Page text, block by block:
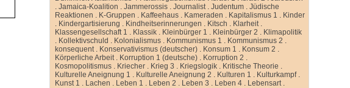
.Jamaica-Koalition .Jammerossis .Journalist.Judentum .Jüdische
Reaktionen . K-Gruppen . Kaffeehaus . Kameraden . Kapitalismus 1 . Kinder
. Kindergartisierung . Kindheitserinnerungen . Kitsch . Klarheit.
Klassengesellschaft 1 . Klassik . Kleinbürger 1 . Kleinbürger 2 . Klimapolitik
. Kollektivschuld . Kolonialismus . Kommunismus 1 . Kommunismus 2 .
konsequent. Konservativismus (deutscher) . Konsum 1 . Konsum 2 .
Körperliche Arbeit. Korruption 1 (deutsche) . Korruption 2 .
Kosmopolitismus . Kriecher . Krieg 3 . Kriegslogik . Kritische Theorie .
Kulturelle Aneignung 1 . Kulturelle Aneignung 2 . Kulturen 1 . Kulturkampf.
Kunst 1 . Lachen . Leben 1 . Leben 2 . Leben 3 . Leben 4 . Lebensart.